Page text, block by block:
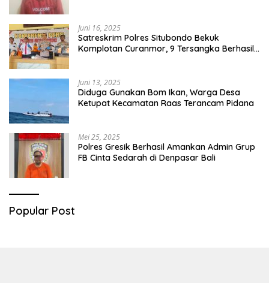
Juni 16, 2025
Satreskrim Polres Situbondo Bekuk
Komplotan Curanmor, 9 Tersangka Berhasil
Juni 13, 2025
Diduga Gunakan Bom Ikan, Warga Desa
Ketupat Kecamatan Raas Terancam Pidana
Mei 25, 2025
Polres Gresik Berhasil Amankan Admin Grup
FB Cinta Sedarah di Denpasar Bali
Popular Post